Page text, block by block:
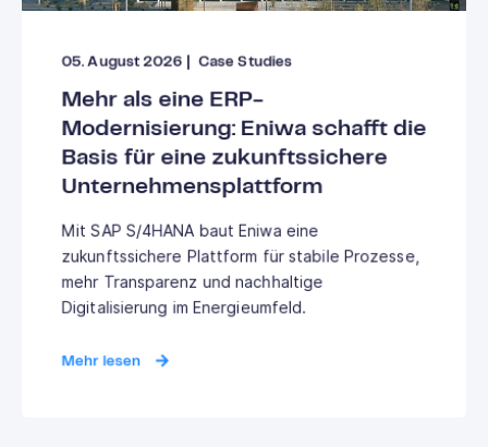
05. August 2026 Case Studies
Mehr als eine ERP-
Modernisierung: Eniwa schafft die
Basis für eine zukunftssichere
Unternehmensplattform
Mit SAP S/4HANA baut Eniwa eine
zukunftssichere Plattform für stabile Prozesse,
mehr Transparenz und nachhaltige
Digitalisierung im Energieumfeld.
Mehr lesen